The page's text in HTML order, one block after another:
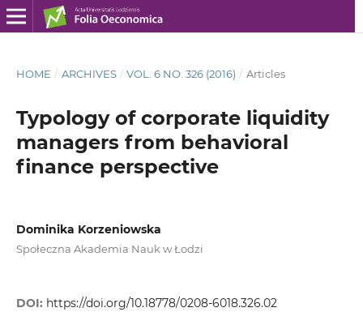
HOME / ARCHIVES / VOL. 6 NO. 326 (2016) / Articles
Typology of corporate liquidity
managers from behavioral
finance perspective
Dominika Korzeniowska
Społeczna Akademia Nauk w Łodzi
DOI: https://doi.org/10.18778/0208-6018.326.02